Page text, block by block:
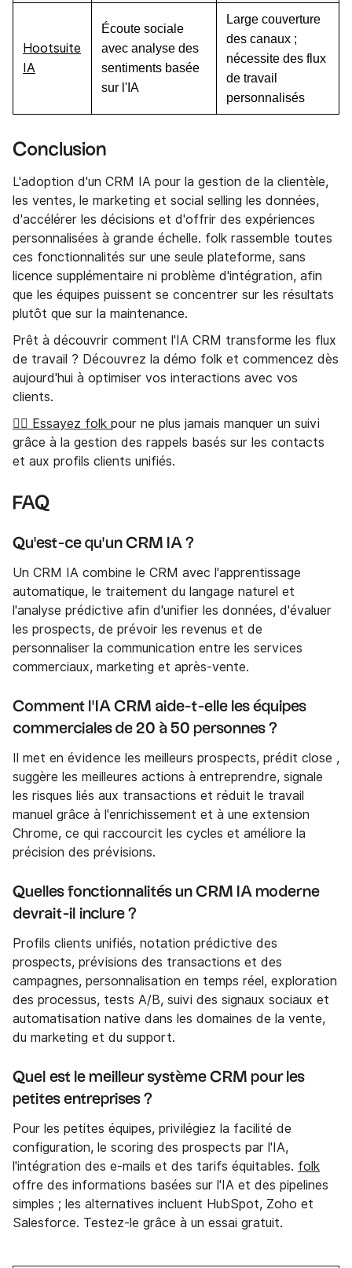
Hootsuite
IA
Écoute sociale
avec analyse des
sentiments basée
sur l'IA
Large couverture
des canaux ;
nécessite des flux
de travail
personnalisés
Conclusion
L'adoption d'un CRM IA pour la gestion de la clientèle,
les ventes, le marketing et social selling les données,
d'accélérer les décisions et d'offrir des expériences
personnalisées à grande échelle. folk rassemble toutes
ces fonctionnalités sur une seule plateforme, sans
licence supplémentaire ni problème d'intégration, afin
que les équipes puissent se concentrer sur les résultats
plutôt que sur la maintenance.
Prêt à découvrir comment l'IA CRM transforme les flux
de travail ? Découvrez la démo folk et commencez dès
aujourd'hui à optimiser vos interactions avec vos
clients.
👉🏼 Essayez folk pour ne plus jamais manquer un suivi
grâce à la gestion des rappels basés sur les contacts
et aux profils clients unifiés.
FAQ
Qu'est-ce qu'un CRM IA ?
Un CRM IA combine le CRM avec l'apprentissage
automatique, le traitement du langage naturel et
l'analyse prédictive afin d'unifier les données, d'évaluer
les prospects, de prévoir les revenus et de
personnaliser la communication entre les services
commerciaux, marketing et après-vente.
Comment l'IA CRM aide-t-elle les équipes
commerciales de 20 à 50 personnes ?
Il met en évidence les meilleurs prospects, prédit close ,
suggère les meilleures actions à entreprendre, signale
les risques liés aux transactions et réduit le travail
manuel grâce à l'enrichissement et à une extension
Chrome, ce qui raccourcit les cycles et améliore la
précision des prévisions.
Quelles fonctionnalités un CRM IA moderne
devrait-il inclure ?
Profils clients unifiés, notation prédictive des
prospects, prévisions des transactions et des
campagnes, personnalisation en temps réel, exploration
des processus, tests A/B, suivi des signaux sociaux et
automatisation native dans les domaines de la vente,
du marketing et du support.
Quel est le meilleur système CRM pour les
petites entreprises ?
Pour les petites équipes, privilégiez la facilité de
configuration, le scoring des prospects par l'IA,
l'intégration des e-mails et des tarifs équitables. folk
offre des informations basées sur l'IA et des pipelines
simples ; les alternatives incluent HubSpot, Zoho et
Salesforce. Testez-le grâce à un essai gratuit.